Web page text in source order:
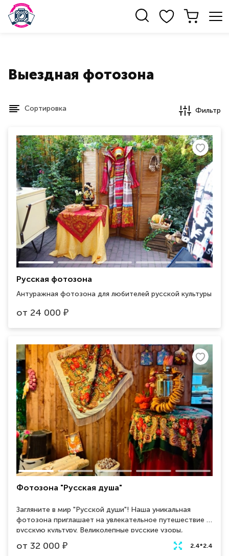
Выездная фотозона
Сортировка Фильтр
Русская фотозона
Антуражная фотозона для любителей русской культуры
от 24 000 ₽
Фотозона "Русская душа"
Загляните в мир "Русской души"! Наша уникальная
фотозона приглашает на увлекательное путешествие в
русскую культуру. Великолепные русские узоры,
стилизованные арки, и аутентичные элементы создают
атмосферу уюта и тепла. Арендуйте нашу фотозону
от 32 000 ₽ 2.4*2.4